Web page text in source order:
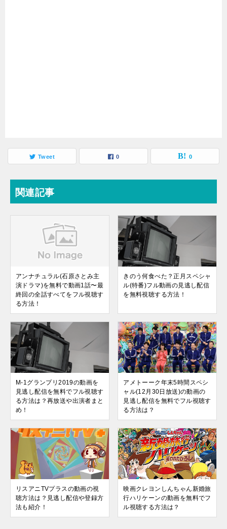
Tweet 0 0
関連記事
アンナチュラル(石原さとみ主
演ドラマ)を無料で動画1話〜最
終回の全話すべてをフル視聴す
る方法！
きのう何食べた？正月スペシャ
ル(特番)フル動画の見逃し配信
を無料視聴する方法！
M-1グランプリ2019の動画を
見逃し配信を無料でフル視聴す
る方法は？再放送や出演者まと
め！
アメトーーク年末5時間スペシ
ャル(12月30日放送)の動画の
見逃し配信を無料でフル視聴す
る方法は？
リスアニTVプラスの動画の視
聴方法は？見逃し配信や登録方
法も紹介！
映画クレヨンしんちゃん新婚旅
行ハリケーンの動画を無料でフ
ル視聴する方法は？